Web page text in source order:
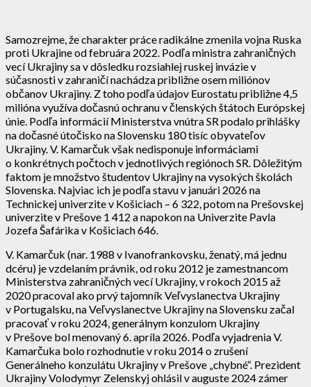
Samozrejme, že charakter práce radikálne zmenila vojna Ruska
proti Ukrajine od februára 2022. Podľa ministra zahraničných
vecí Ukrajiny sa v dôsledku rozsiahlej ruskej invázie v
súčasnosti v zahraničí nachádza približne osem miliónov
občanov Ukrajiny. Z toho podľa údajov Eurostatu približne 4,5
milióna využíva dočasnú ochranu v členských štátoch Európskej
únie. Podľa informácií Ministerstva vnútra SR podalo prihlášky
na dočasné útočisko na Slovensku 180 tisíc obyvateľov
Ukrajiny. V. Kamarčuk však nedisponuje informáciami
o konkrétnych počtoch v jednotlivých regiónoch SR. Dôležitým
faktom je množstvo študentov Ukrajiny na vysokých školách
Slovenska. Najviac ich je podľa stavu v januári 2026 na
Technickej univerzite v Košiciach – 6 322, potom na Prešovskej
univerzite v Prešove 1 412 a napokon na Univerzite Pavla
Jozefa Šafárika v Košiciach 646.
V. Kamarčuk (nar. 1988 v Ivanofrankovsku, ženatý, má jednu
dcéru) je vzdelaním právnik, od roku 2012 je zamestnancom
Ministerstva zahraničných vecí Ukrajiny, v rokoch 2015 až
2020 pracoval ako prvý tajomník Veľvyslanectva Ukrajiny
v Portugalsku, na Veľvyslanectve Ukrajiny na Slovensku začal
pracovať v roku 2024, generálnym konzulom Ukrajiny
v Prešove bol menovaný 6. apríla 2026. Podľa vyjadrenia V.
Kamarčuka bolo rozhodnutie v roku 2014 o zrušení
Generálneho konzulátu Ukrajiny v Prešove „chybné“. Prezident
Ukrajiny Volodymyr Zelenskyj ohlásil v auguste 2024 zámer